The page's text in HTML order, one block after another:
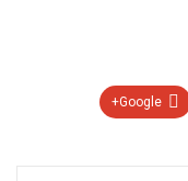
Google+